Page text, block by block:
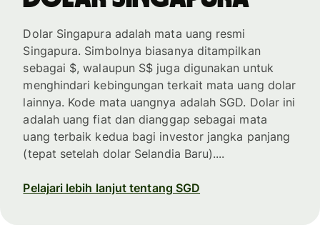
Dolar Singapura adalah mata uang resmi
Singapura. Simbolnya biasanya ditampilkan
sebagai $, walaupun S$ juga digunakan untuk
menghindari kebingungan terkait mata uang dolar
lainnya. Kode mata uangnya adalah SGD. Dolar ini
adalah uang fiat dan dianggap sebagai mata
uang terbaik kedua bagi investor jangka panjang
(tepat setelah dolar Selandia Baru)....
Pelajari lebih lanjut tentang SGD